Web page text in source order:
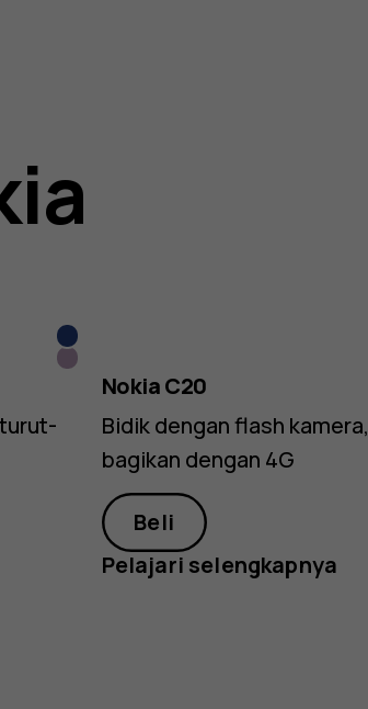
Biru
Dusk
Nokia C20
Bidik dengan flash kamera,
bagikan dengan 4G
Beli
Pelajari selengkapnya